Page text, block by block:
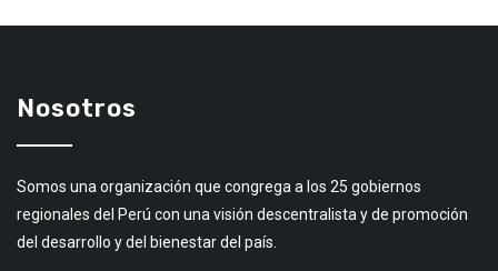
Nosotros
Somos una organización que congrega a los 25 gobiernos
regionales del Perú con una visión descentralista y de promoción
del desarrollo y del bienestar del país.